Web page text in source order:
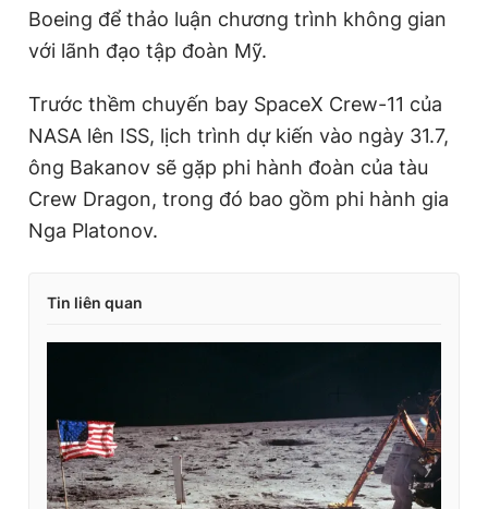
Boeing để thảo luận chương trình không gian
với lãnh đạo tập đoàn Mỹ.
Trước thềm chuyến bay SpaceX Crew-11 của
NASA lên ISS, lịch trình dự kiến vào ngày 31.7,
ông Bakanov sẽ gặp phi hành đoàn của tàu
Crew Dragon, trong đó bao gồm phi hành gia
Nga Platonov.
Tin liên quan